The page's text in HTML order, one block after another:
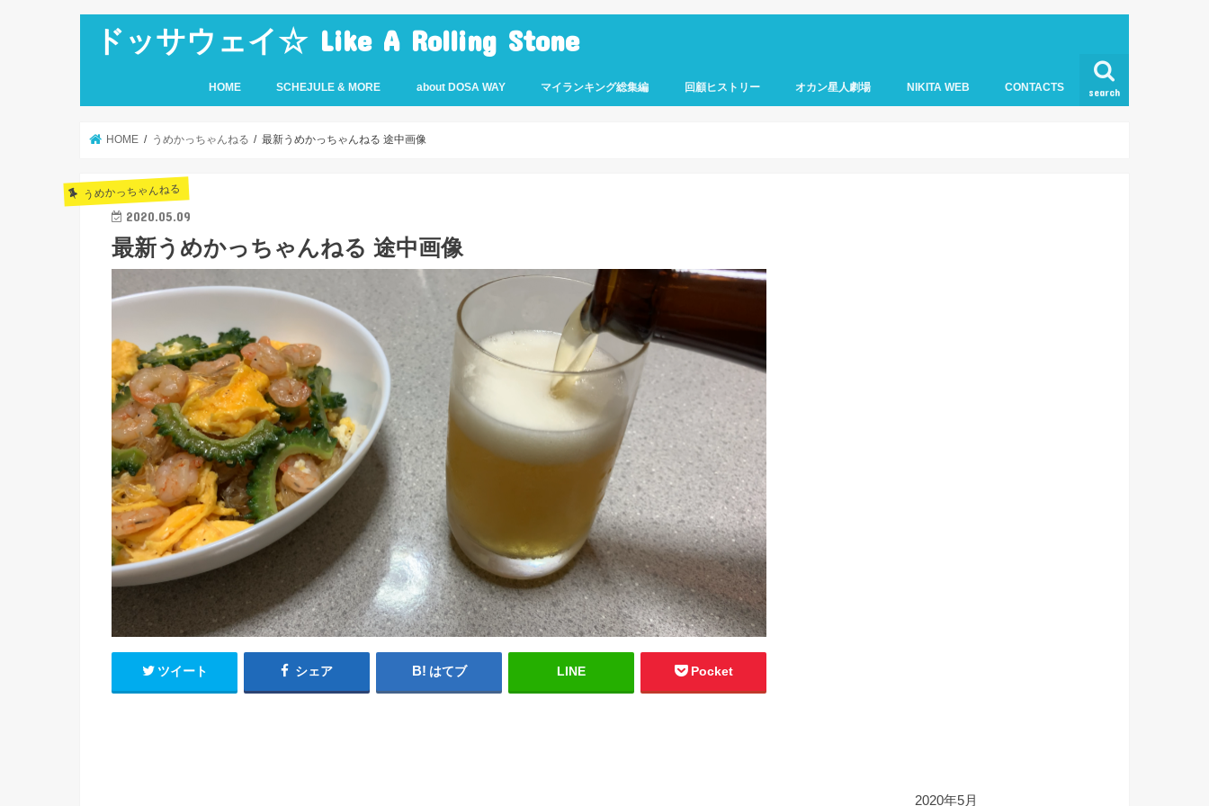
ドッサウェイ☆ Like A Rolling Stone
search
HOME SCHEJULE & MORE about DOSA WAY マイランキング総集編 回顧ヒストリー オカン星人劇場 NIKITA WEB CONTACTS
HOME うめかっちゃんねる 最新うめかっちゃんねる 途中画像
うめかっちゃんねる
2020.05.09
最新うめかっちゃんねる 途中画像
ツイート シェア はてブ LINE Pocket
2020年5月